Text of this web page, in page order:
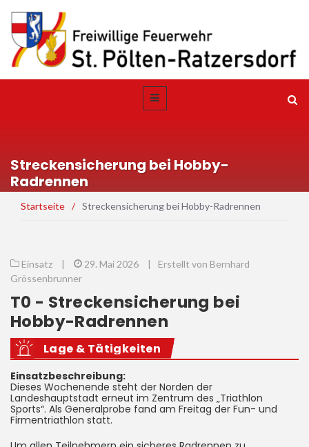
Streckensicherung bei Hobby-
Radrennen
Startseite / Streckensicherung bei Hobby-Radrennen
Einsatz | 29. Mai 2026 |
Erstellt von Bernhard
Grössenbrunner
T0 - Streckensicherung bei
Hobby-Radrennen
Lage & Tätigkeiten
Einsatzbeschreibung:
Dieses Wochenende steht der Norden der
Landeshauptstadt erneut im Zentrum des „Triathlon
Sports“. Als Generalprobe fand am Freitag der Fun- und
Firmentriathlon statt.